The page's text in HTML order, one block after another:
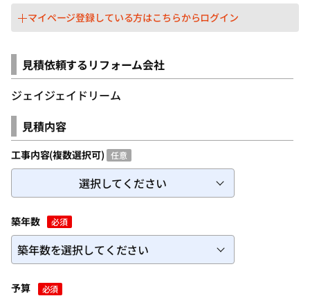
マイページ登録している方はこちらからログイン
パスワードを入力
パスワードを忘れた方
見積依頼するリフォーム会社
ジェイジェイドリーム
見積内容
工事内容(複数選択可) 任意
選択してください
築年数 必須
予算 必須